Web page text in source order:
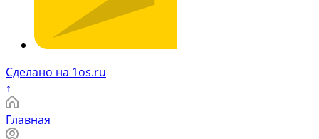
Сделано на 1os.ru
↑
Главная